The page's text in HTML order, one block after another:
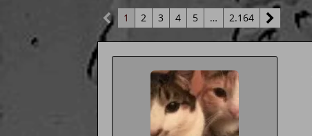
1 2 3 4 5 … 2.164